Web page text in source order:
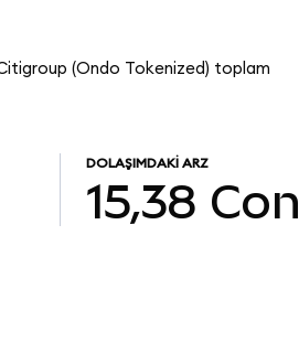
(Ondo Tokenized) toplam
DOLAŞIMDAKI ARZ
15,38 Con